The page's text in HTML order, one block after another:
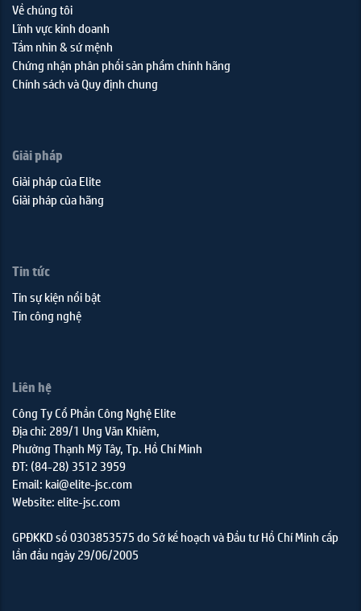
Về chúng tôi
Lĩnh vực kinh doanh
Tầm nhìn & sứ mệnh
Chứng nhận phân phối sản phẩm chính hãng
Chính sách và Quy định chung
Giải pháp
Giải pháp của Elite
Giải pháp của hãng
Tin tức
Tin sự kiện nổi bật
Tin công nghệ
Liên hệ
Công Ty Cổ Phần Công Nghệ Elite
Địa chỉ: 289/1 Ung Văn Khiêm,
Phường Thạnh Mỹ Tây, Tp. Hồ Chí Minh
ĐT: (84-28) 3512 3959
Email: kai@elite-jsc.com
Website: elite-jsc.com
GPĐKKD số 0303853575 do Sở kế hoạch và Đầu tư Hồ Chí Minh cấp
lần đầu ngày 29/06/2005